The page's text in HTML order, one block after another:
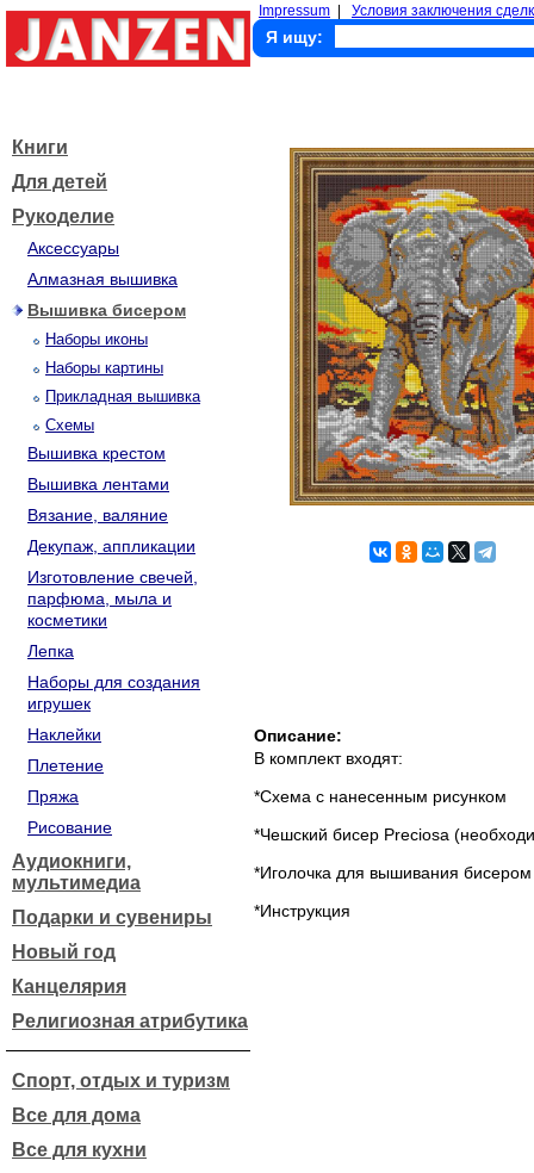
Impressum Условия заключения
Я ищу:
Книги
Для детей
Рукоделие
Аксессуары
Алмазная вышивка
Вышивка бисером
Наборы иконы
Наборы картины
Прикладная вышивка
Схемы
Вышивка крестом
Вышивка лентами
Вязание, валяние
Декупаж, аппликации
Изготовление свечей,
парфюма, мыла и
косметики
Лепка
Наборы для создания
игрушек
Наклейки
Плетение
Пряжа
Рисование
Аудиокниги,
мультимедиа
Подарки и сувениры
Новый год
Канцелярия
Религиозная атрибутика
Спорт, отдых и туризм
Все для дома
Все для кухни
Описание:
В комплект входят:
*Схема с нанесенным рисунком
*Чешский бисер Preciosa
*Иголочка для вышивания бисером
*Инструкция